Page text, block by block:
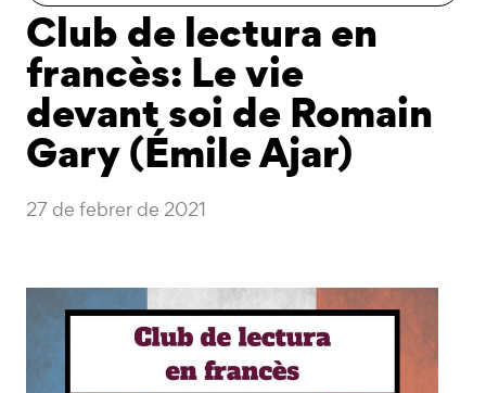
Club de lectura en
francès: Le vie
devant soi de Romain
Gary (Émile Ajar)
27 de febrer de 2021